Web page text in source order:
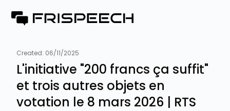
Created: 06/11/2025
L'initiative "200 francs ça suffit"
et trois autres objets en
votation le 8 mars 2026 | RTS